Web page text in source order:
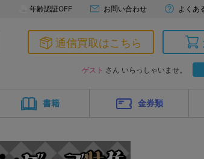
年齢認証OFF お問い合わせ よくあ
通信買取はこちら
ゲスト さん いらっしゃいませ。
書籍 金券類